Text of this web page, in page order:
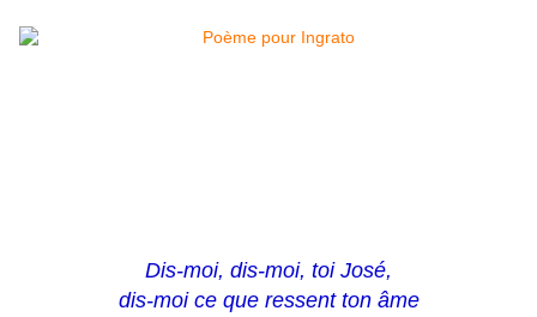
Dis-moi, dis-moi, toi José,
dis-moi ce que ressent ton âme